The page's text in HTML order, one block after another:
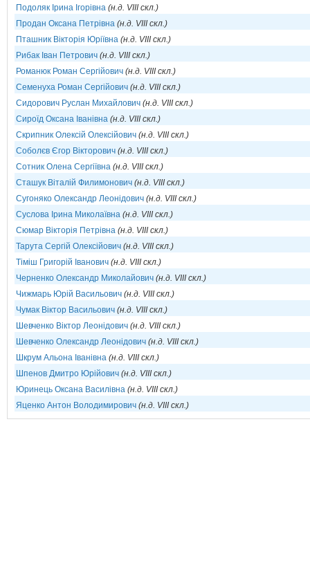
Подоляк Ірина Ігорівна (н.д. VIII скл.)
Продан Оксана Петрівна (н.д. VIII скл.)
Пташник Вікторія Юріївна (н.д. VIII скл.)
Рибак Іван Петрович (н.д. VIII скл.)
Романюк Роман Сергійович (н.д. VIII скл.)
Семенуха Роман Сергійович (н.д. VIII скл.)
Сидорович Руслан Михайлович (н.д. VIII скл.)
Сироїд Оксана Іванівна (н.д. VIII скл.)
Скрипник Олексій Олексійович (н.д. VIII скл.)
Соболєв Єгор Вікторович (н.д. VIII скл.)
Сотник Олена Сергіївна (н.д. VIII скл.)
Сташук Віталій Филимонович (н.д. VIII скл.)
Сугоняко Олександр Леонідович (н.д. VIII скл.)
Суслова Ірина Миколаївна (н.д. VIII скл.)
Сюмар Вікторія Петрівна (н.д. VIII скл.)
Тарута Сергій Олексійович (н.д. VIII скл.)
Тіміш Григорій Іванович (н.д. VIII скл.)
Черненко Олександр Миколайович (н.д. VIII скл.)
Чижмарь Юрій Васильович (н.д. VIII скл.)
Чумак Віктор Васильович (н.д. VIII скл.)
Шевченко Віктор Леонідович (н.д. VIII скл.)
Шевченко Олександр Леонідович (н.д. VIII скл.)
Шкрум Альона Іванівна (н.д. VIII скл.)
Шпенов Дмитро Юрійович (н.д. VIII скл.)
Юринець Оксана Василівна (н.д. VIII скл.)
Яценко Антон Володимирович (н.д. VIII скл.)